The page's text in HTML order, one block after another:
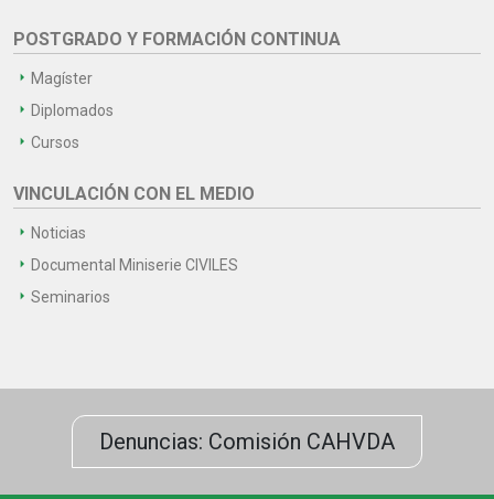
POSTGRADO Y FORMACIÓN CONTINUA
Magíster
Diplomados
Cursos
VINCULACIÓN CON EL MEDIO
Noticias
Documental Miniserie CIVILES
Seminarios
Denuncias: Comisión CAHVDA